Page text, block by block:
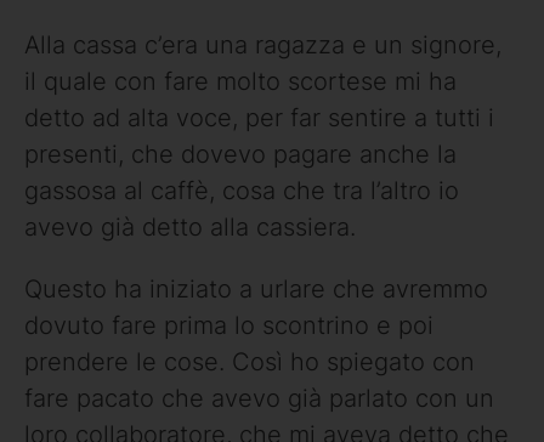
Alla cassa c’era una ragazza e un signore,
il quale con fare molto scortese mi ha
detto ad alta voce, per far sentire a tutti i
presenti, che dovevo pagare anche la
gassosa al caffè, cosa che tra l’altro io
avevo già detto alla cassiera.
Questo ha iniziato a urlare che avremmo
dovuto fare prima lo scontrino e poi
prendere le cose. Così ho spiegato con
fare pacato che avevo già parlato con un
loro collaboratore, che mi aveva detto che